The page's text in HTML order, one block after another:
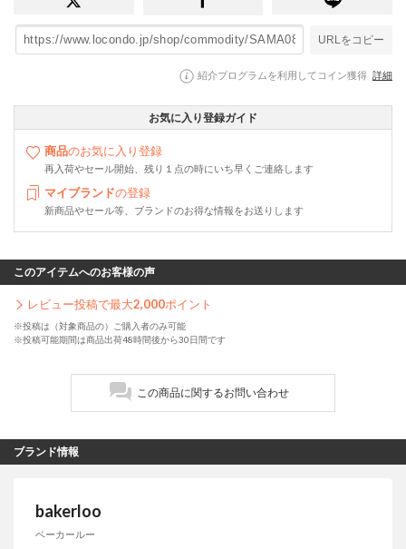
URLをコピー
紹介プログラムを利用してコイン獲得 詳細
お気に入り登録ガイド
商品のお気に入り登録
再入荷やセール開始、残り１点の時にいち早くご連絡します
マイブランドの登録
新商品やセール等、ブランドのお得な情報をお送りします
このアイテムへのお客様の声
レビュー投稿で最大2,000ポイント
※投稿は（対象商品の）ご購入者のみ可能
※投稿可能期間は商品出荷48時間後から30日間です
この商品に関するお問い合わせ
ブランド情報
bakerloo
ベーカールー